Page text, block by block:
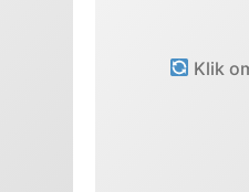
Klik